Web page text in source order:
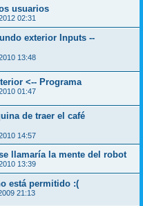
usuarios
02:31
exterior Inputs --
13:48
<-- Programa
01:47
de traer el café
14:57
llamaría la mente del robot
13:39
está permitido :(
21:13